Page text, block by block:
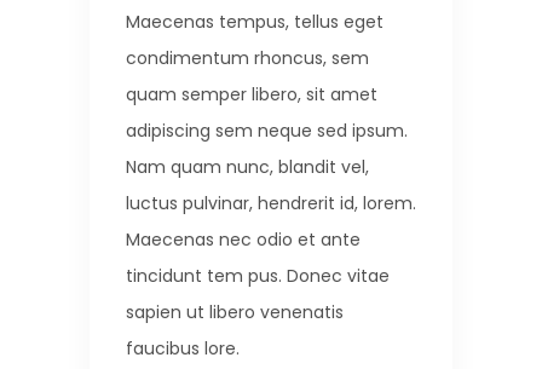
Maecenas tempus, tellus eget
condimentum rhoncus, sem
quam semper libero, sit amet
adipiscing sem neque sed ipsum.
Nam quam nunc, blandit vel,
luctus pulvinar, hendrerit id, lorem.
Maecenas nec odio et ante
tincidunt tem pus. Donec vitae
sapien ut libero venenatis
faucibus lore.